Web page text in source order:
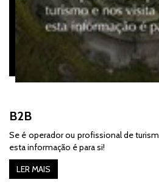
B2B
Se é operador ou profissional de
esta informação é para si!
LER MAIS